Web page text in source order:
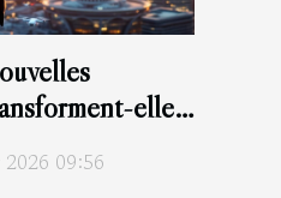
elles
09:56